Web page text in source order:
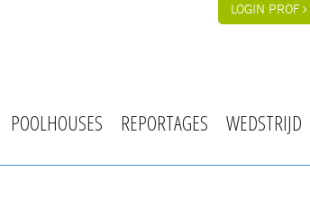
LOGIN PROF
POOLHOUSES REPORTAGES WEDSTRIJD